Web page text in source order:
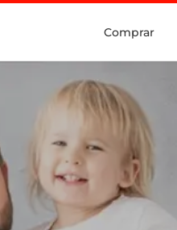
Comprar